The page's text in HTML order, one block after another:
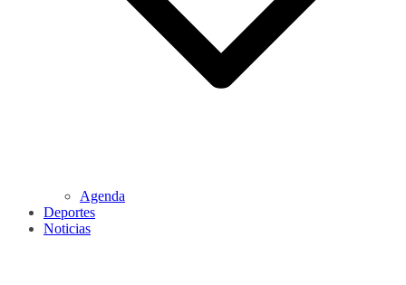
Agenda
Deportes
Noticias